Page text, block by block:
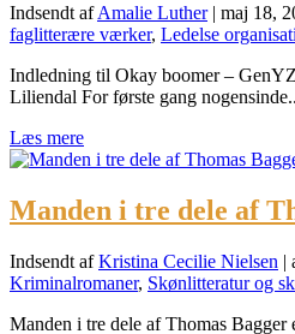
Indsendt afAmalie Luther| maj 18,
faglitterære værker, Ledelse
Indledning til Okay boomer –
Liliendal For første gang
Læs mere
Manden i tre dele af
Indsendt afKristina Cecilie Nielsen |
Kriminalromaner, Skønlitteratur og
Manden i tre dele af Thomas Bagger